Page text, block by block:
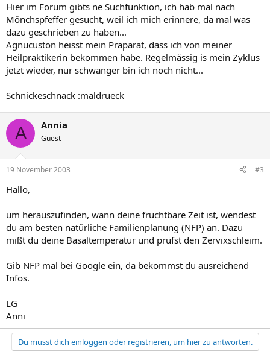
Hier im Forum gibts ne Suchfunktion, ich hab mal nach
Mönchspfeffer gesucht, weil ich mich erinnere, da mal was
dazu geschrieben zu haben...
Agnucuston heisst mein Präparat, dass ich von meiner
Heilpraktikerin bekommen habe. Regelmässig is mein Zyklus
jetzt wieder, nur schwanger bin ich noch nicht...
Schnickeschnack :maldrueck
A Annia
Guest
19 November 2003 #3
Hallo,
um herauszufinden, wann deine fruchtbare Zeit ist, wendest
du am besten natürliche Familienplanung (NFP) an. Dazu
mißt du deine Basaltemperatur und prüfst den Zervixschleim.
Gib NFP mal bei Google ein, da bekommst du ausreichend
Infos.
LG
Anni
Du musst dich einloggen oder registrieren, um hier zu antworten.